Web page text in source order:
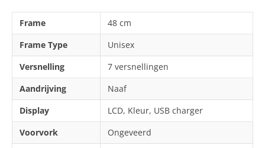
Frame
48 cm
Frame Type
Unisex
Versnelling
7 versnellingen
Aandrijving
Naaf
Display
LCD, Kleur, USB charger
Voorvork
Ongeveerd